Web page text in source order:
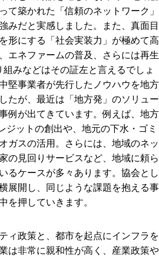
て築かれた「信頼のネットワーク」
みだと実感しました。また、真面目
形にする「社会実装力」が極めて高
エネファームの普及、さらには再生
みなどはその証左と言えるでしょ
堅事業者が先行したノウハウを地方
たが、最近は「地方発」のソリュー
例が出てきています。例えば、地方
ットの創出や、地元の下水・ゴミ
ガスの活用。さらには、地域のネッ
の見回りサービスなど、地域に頼ら
るケースが多々あります。協会とし
展開し、同じような課題を抱える事
を押していきます。
ィ政策と、都市を起点にインフラを
は非常に親和性が高く、産業政策や